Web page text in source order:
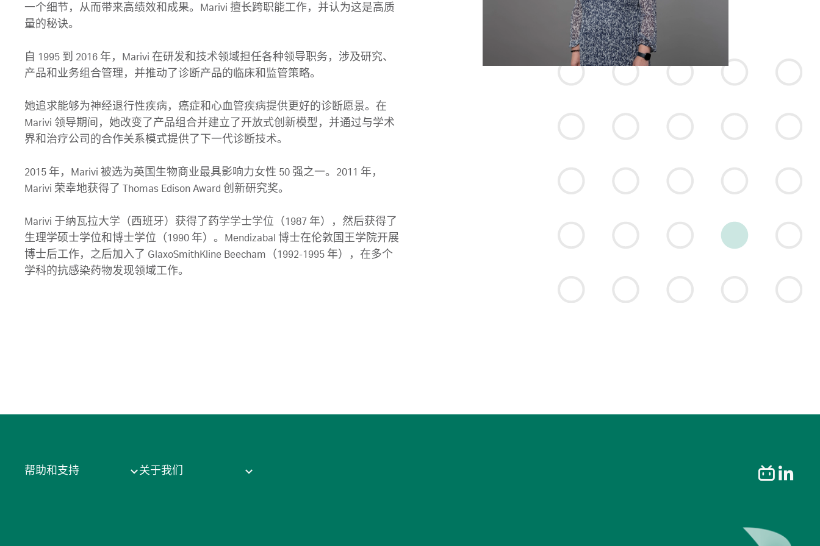
一个细节，从而带来高绩效和成果。Marivi 擅长跨职能工作，并认为这是高质
量的秘诀。
自 1995 到 2016 年，Marivi 在研发和技术领域担任各种领导职务，涉及研究、
产品和业务组合管理，并推动了诊断产品的临床和监管策略。
她追求能够为神经退行性疾病，癌症和心血管疾病提供更好的诊断愿景。在
Marivi 领导期间，她改变了产品组合并建立了开放式创新模型，并通过与学术
界和治疗公司的合作关系模式提供了下一代诊断技术。
2015 年，Marivi 被选为英国生物商业最具影响力女性 50 强之一。2011 年，
Marivi 荣幸地获得了 Thomas Edison Award 创新研究奖。
Marivi 于纳瓦拉大学（西班牙）获得了药学学士学位（1987 年），然后获得了
生理学硕士学位和博士学位（1990 年）。Mendizabal 博士在伦敦国王学院开展
博士后工作，之后加入了 GlaxoSmithKline Beecham（1992-1995 年），在多个
学科的抗感染药物发现领域工作。
帮助和支持 关于我们